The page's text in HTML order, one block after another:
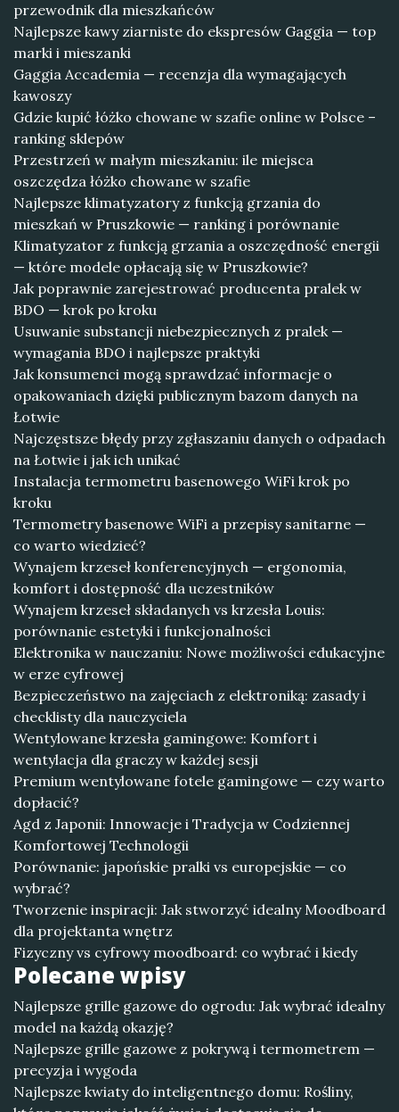
przewodnik dla mieszkańców
Najlepsze kawy ziarniste do ekspresów Gaggia — top
marki i mieszanki
Gaggia Accademia — recenzja dla wymagających
kawoszy
Gdzie kupić łóżko chowane w szafie online w Polsce –
ranking sklepów
Przestrzeń w małym mieszkaniu: ile miejsca
oszczędza łóżko chowane w szafie
Najlepsze klimatyzatory z funkcją grzania do
mieszkań w Pruszkowie — ranking i porównanie
Klimatyzator z funkcją grzania a oszczędność energii
— które modele opłacają się w Pruszkowie?
Jak poprawnie zarejestrować producenta pralek w
BDO — krok po kroku
Usuwanie substancji niebezpiecznych z pralek —
wymagania BDO i najlepsze praktyki
Jak konsumenci mogą sprawdzać informacje o
opakowaniach dzięki publicznym bazom danych na
Łotwie
Najczęstsze błędy przy zgłaszaniu danych o odpadach
na Łotwie i jak ich unikać
Instalacja termometru basenowego WiFi krok po
kroku
Termometry basenowe WiFi a przepisy sanitarne —
co warto wiedzieć?
Wynajem krzeseł konferencyjnych — ergonomia,
komfort i dostępność dla uczestników
Wynajem krzeseł składanych vs krzesła Louis:
porównanie estetyki i funkcjonalności
Elektronika w nauczaniu: Nowe możliwości edukacyjne
w erze cyfrowej
Bezpieczeństwo na zajęciach z elektroniką: zasady i
checklisty dla nauczyciela
Wentylowane krzesła gamingowe: Komfort i
wentylacja dla graczy w każdej sesji
Premium wentylowane fotele gamingowe — czy warto
dopłacić?
Agd z Japonii: Innowacje i Tradycja w Codziennej
Komfortowej Technologii
Porównanie: japońskie pralki vs europejskie — co
wybrać?
Tworzenie inspiracji: Jak stworzyć idealny Moodboard
dla projektanta wnętrz
Fizyczny vs cyfrowy moodboard: co wybrać i kiedy
Polecane wpisy
Najlepsze grille gazowe do ogrodu: Jak wybrać idealny
model na każdą okazję?
Najlepsze grille gazowe z pokrywą i termometrem —
precyzja i wygoda
Najlepsze kwiaty do inteligentnego domu: Rośliny,